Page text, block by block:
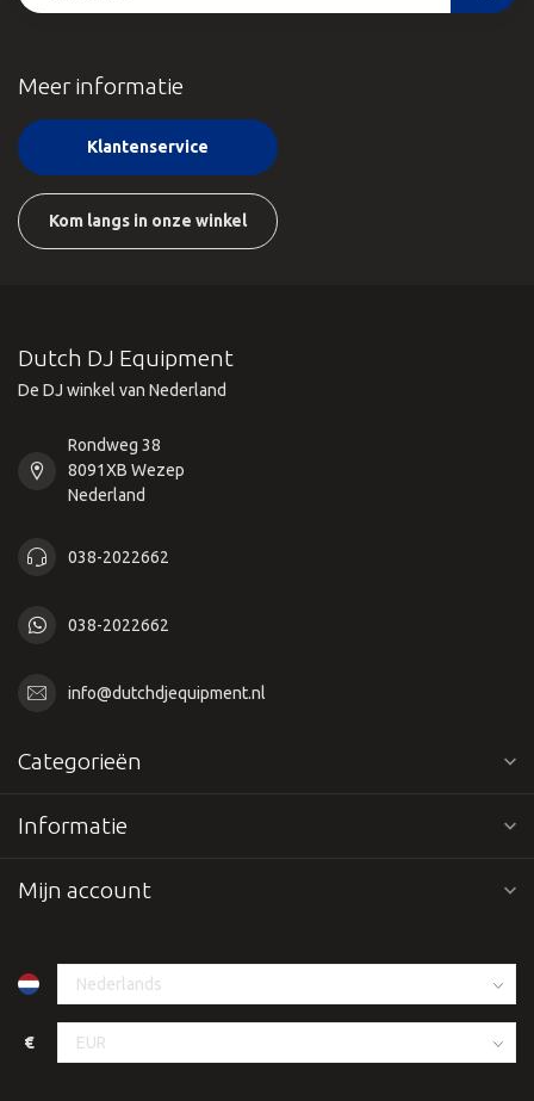
Meer informatie
Klantenservice
Kom langs in onze winkel
Dutch DJ Equipment
De DJ winkel van Nederland
Rondweg 38
8091XB Wezep
Nederland
038-2022662
038-2022662
info@dutchdjequipment.nl
Categorieën
Informatie
Mijn account
€